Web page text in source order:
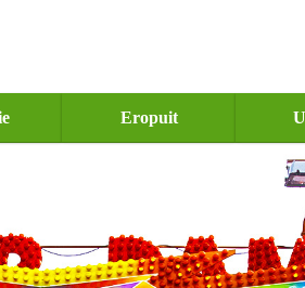
Eropuit